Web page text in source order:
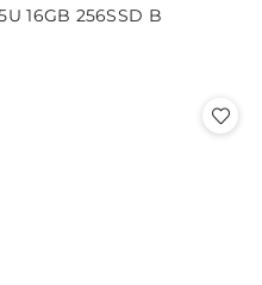
16GB 256SSD B